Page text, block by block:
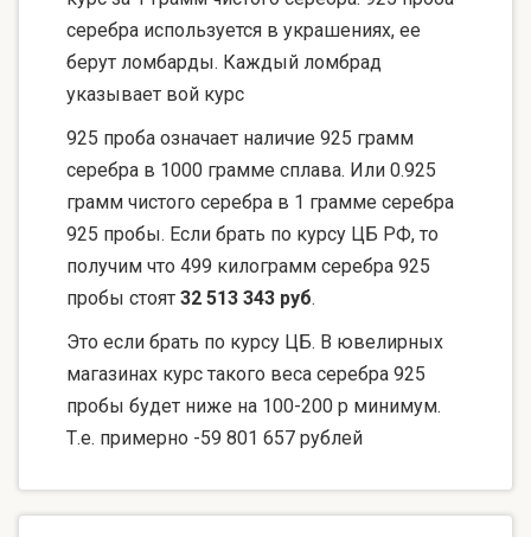
серебра используется в украшениях, ее
берут ломбарды. Каждый ломбрад
указывает вой курс
925 проба означает наличие 925 грамм
серебра в 1000 грамме сплава. Или 0.925
грамм чистого серебра в 1 грамме серебра
925 пробы. Если брать по курсу ЦБ РФ, то
получим что 499 килограмм серебра 925
пробы стоят 32 513 343 руб.
Это если брать по курсу ЦБ. В ювелирных
магазинах курс такого веса серебра 925
пробы будет ниже на 100-200 р минимум.
Т.е. примерно -59 801 657 рублей